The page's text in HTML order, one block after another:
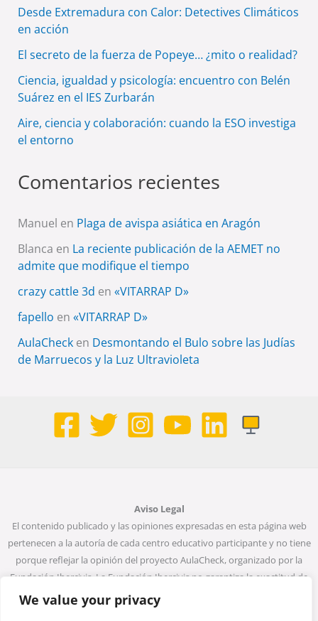
We value your privacy
Desde Extremadura con Calor: Detectives Climáticos
en acción
El secreto de la fuerza de Popeye… ¿mito o realidad?
Ciencia, igualdad y psicología: encuentro con Belén
Suárez en el IES Zurbarán
Aire, ciencia y colaboración: cuando la ESO investiga
el entorno
Comentarios recientes
Manuel en Plaga de avispa asiática en Aragón
Blanca en La reciente publicación de la AEMET no
admite que modifique el tiempo
crazy cattle 3d en «VITARRAP D»
fapello en «VITARRAP D»
AulaChecken Desmontando el Bulo sobre las Judías
de Marruecos y la Luz Ultravioleta
Aviso Legal
El contenido publicado y las opiniones expresadas en esta página web
pertenecen a la autoría de cada centro educativo participante y no tiene
porque reflejar la opinión del proyecto AulaCheck, organizado por la
Fundación Ibercivis. La Fundación Ibercivis no garantiza la exactitud de
todos los datos incluidos en las entradas de la web. Ni la Fundación
Ibercivis ni ninguna persona que actúe en su nombre será considerada